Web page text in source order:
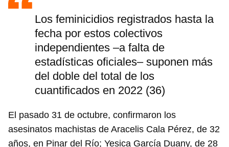
Los feminicidios registrados hasta la
fecha por estos colectivos
independientes –a falta de
estadísticas oficiales– suponen más
del doble del total de los
cuantificados en 2022 (36)
El pasado 31 de octubre, confirmaron los
asesinatos machistas de Aracelis Cala Pérez, de 32
años, en Pinar del Río; Yesica García Duany, de 28